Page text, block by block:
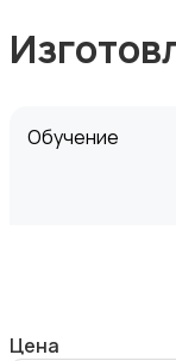
Обучение
Цена